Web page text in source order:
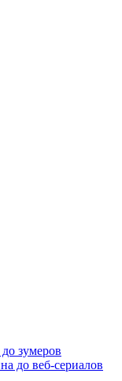
зумеров
до веб-сериалов